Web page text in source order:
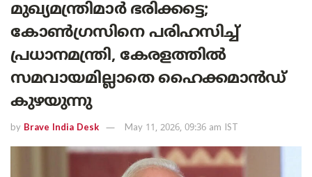
മുഖ്യമന്ത്രിമാർ ഭരിക്കട്ടെ;
കോൺഗ്രസിനെ പരിഹസിച്ച്
പ്രധാനമന്ത്രി, കേരളത്തിൽ
സമവായമില്ലാതെ ഹൈക്കമാൻഡ്
കുഴയുന്നു
by Brave India Desk May 11, 2026, 09:36 am IST